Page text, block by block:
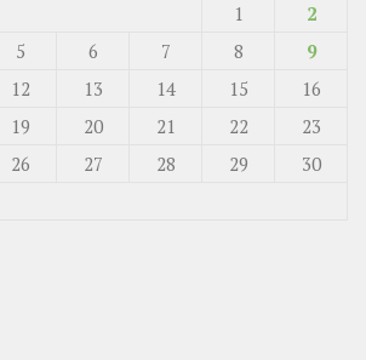
1
2
5 6 7 8
9
12 13 14 15
16
19 20 21 22
23
26 27 28 29
30